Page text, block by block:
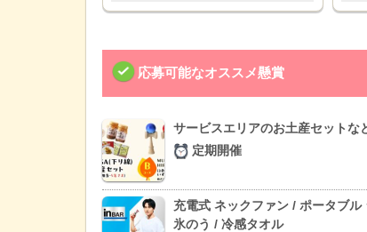
応募可能なオススメ懸賞
サービスエリアのお土産セットな
定期開催
充電式 ネックファン / ポータブル
氷のう / 冷感タオル